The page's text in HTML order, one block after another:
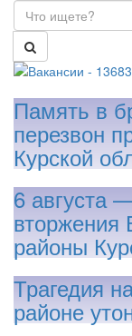
Память в
перезвон
Курской
6 августа
вторжения
районы
Трагедия
районе